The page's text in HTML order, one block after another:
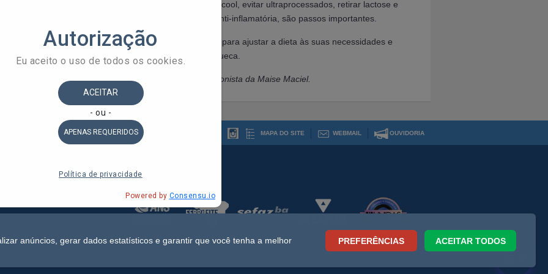
Por isso, mudanças no estilo de vida, como cortar o álcool, evitar ultraprocessados, retirar lactose e
glúten (quando indicado) e adotar uma alimentação anti-inflamatória, são passos importantes.
O acompanhamento com um nutricionista é essencial para ajustar a dieta às suas necessidades e
tornar a alimentação uma aliada no combate à enxaqueca.
Este conteúdo foi criado com a colaboração da nutricionista da Maise Maciel.
OUVIDORIA
WEBMAIL
MAPA DO SITE
Estado da Bahia
anúncios, gerar dados estatísticos e garantir que você tenha a melhor
PREFERÊNCIAS ACEITAR TODOS